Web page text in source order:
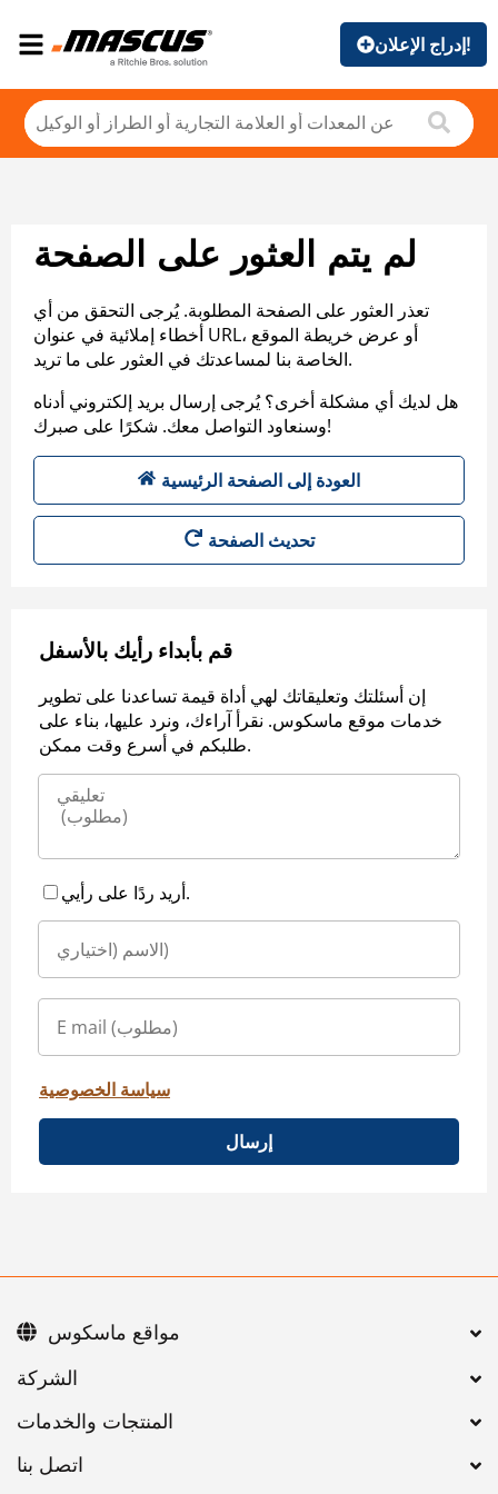
إدراج الإعلان!
لم يتم العثور على الصفحة
تعذر العثور على الصفحة المطلوبة. يُرجى التحقق من أي
أخطاء إملائية في عنوان URL، أو عرض خريطة الموقع
الخاصة بنا لمساعدتك في العثور على ما تريد.
هل لديك أي مشكلة أخرى؟ يُرجى إرسال بريد إلكتروني أدناه
وسنعاود التواصل معك. شكرًا على صبرك!
العودة إلى الصفحة الرئيسية
تحديث الصفحة
قم بأبداء رأيك بالأسفل
إن أسئلتك وتعليقاتك لهي أداة قيمة تساعدنا على تطوير
خدمات موقع ماسكوس. نقرأ آراءك، ونرد عليها، بناء على
طلبكم في أسرع وقت ممكن.
أريد ردًا على رأيي.
سياسة الخصوصية
إرسال
اتصل بنا
مواقع ماسكوس